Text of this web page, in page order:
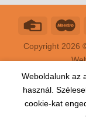
Copyright 2026
Weboldalunk az
használ.
cookie-kat